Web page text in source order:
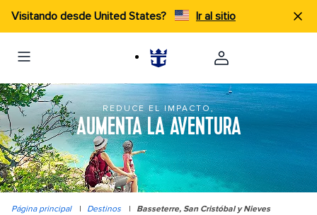
Visitando desde United States? Ir al sitio
REDUCE EL IMPACTO,
AUMENTA LA AVENTURA
Página principal | Destinos | Basseterre, San Cristóbal y Nieves